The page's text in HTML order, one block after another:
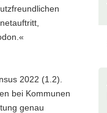
2022 (1.2).
bei Kommunen
genau